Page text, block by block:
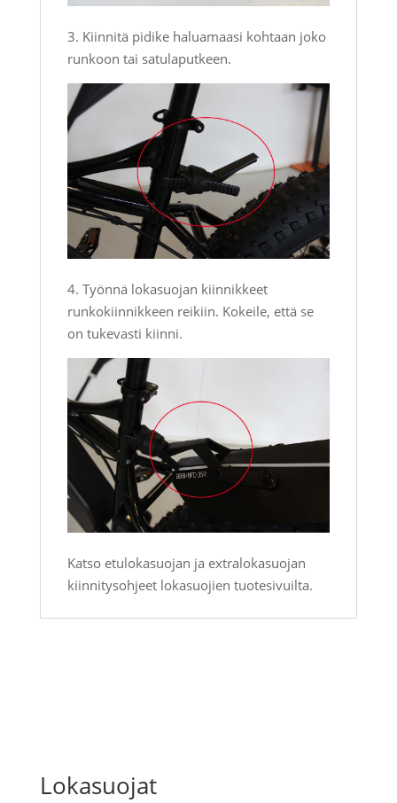
3. Kiinnitä pidike haluamaasi kohtaan joko
runkoon tai satulaputkeen.
4. Työnnä lokasuojan kiinnikkeet
runkokiinnikkeen reikiin. Kokeile, että se
on tukevasti kiinni.
Katso etulokasuojan ja extralokasuojan
kiinnitysohjeet lokasuojien tuotesivuilta.
Lokasuojat